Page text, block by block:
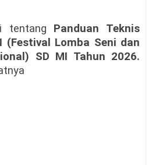
tentang Panduan Teknis
(Festival Lomba Seni dan
SD MI Tahun 2026.